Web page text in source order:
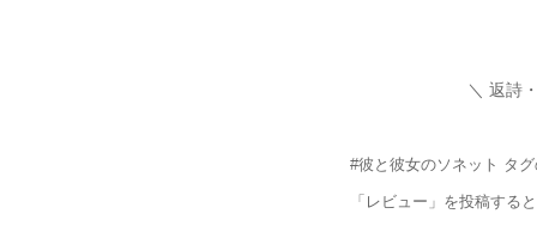
＼ 返詩
#彼と彼女のソネット タ
「レビュー」を投稿する